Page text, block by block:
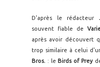
D'après le rédacteur
souvent fiable de
après avoir découvert
trop similaire à celui
Bros. : le Birds of Prey